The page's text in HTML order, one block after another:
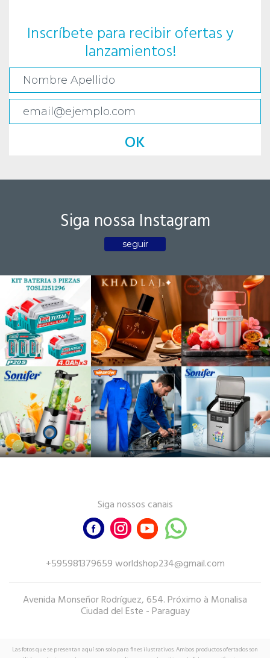
Inscríbete para recibir ofertas y
lanzamientos!
OK
Siga nossa Instagram
seguir
Siga nossos canais
+595981379659 worldshop234@gmail.com
Avenida Monseñor Rodríguez, 654. Próximo à Monalisa
Ciudad del Este - Paraguay
Las fotos que se presentan aquí son solo para fines ilustrativos. Ambos productos ofertados son